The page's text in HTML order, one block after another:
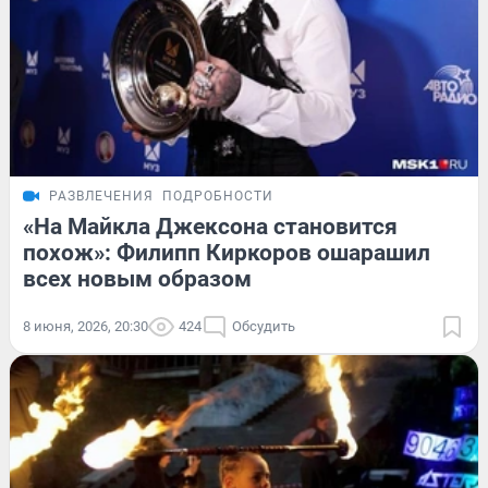
РАЗВЛЕЧЕНИЯ ПОДРОБНОСТИ
«На Майкла Джексона становится
похож»: Филипп Киркоров ошарашил
всех новым образом
8 июня, 2026, 20:30 424 Обсудить